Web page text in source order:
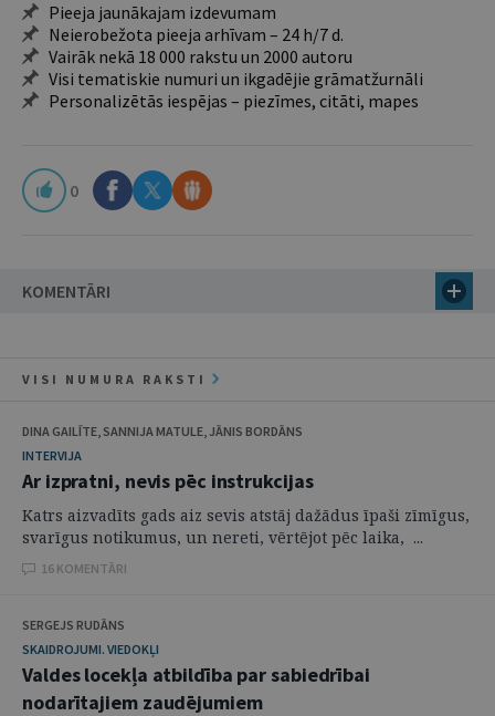
Pieeja jaunākajam izdevumam
Neierobežota pieeja arhīvam – 24 h/7 d.
Vairāk nekā 18 000 rakstu un 2000 autoru
Visi tematiskie numuri un ikgadējie grāmatžurnāli
Personalizētās iespējas – piezīmes, citāti, mapes
0
KOMENTĀRI
VISI NUMURA RAKSTI
DINA GAILĪTE, SANNIJA MATULE, JĀNIS BORDĀNS
INTERVIJA
Ar izpratni, nevis pēc instrukcijas
Katrs aizvadīts gads aiz sevis atstāj dažādus īpaši zīmīgus,
svarīgus notikumus, un nereti, vērtējot pēc laika, ...
16 KOMENTĀRI
SERGEJS RUDĀNS
SKAIDROJUMI. VIEDOKĻI
Valdes locekļa atbildība par sabiedrībai
nodarītajiem zaudējumiem